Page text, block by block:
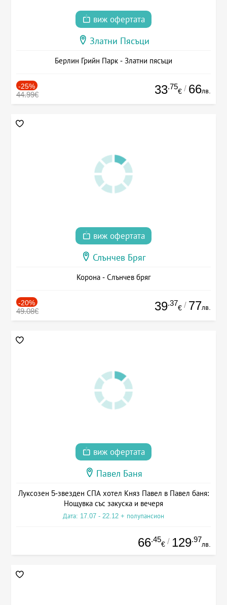
виж офертата
Златни Пясъци
Берлин Грийн Парк - Златни пясъци
-25%
44.99€ 33.75
€ / 66лв.
виж офертата
Слънчев Бряг
Корона - Слънчев бряг
-20%
49.08€ 39.37
€ / 77лв.
виж офертата
Павел Баня
Луксозен 5-звезден СПА хотел Княз Павел в Павел баня:
Нощувка със закуска и вечеря
Дата: 17.07 - 22.12 + полупансион
66.45
€ / 129.97
лв.